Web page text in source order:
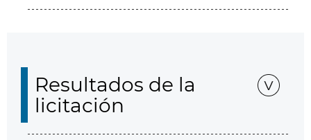
Resultados de la
licitación